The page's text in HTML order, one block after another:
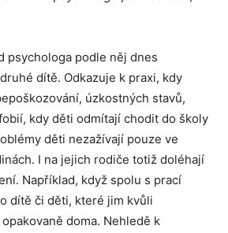
psychologa podle něj dnes
dítě. Odkazuje k praxi, kdy
úzkostných stavů,
kdy děti odmítají chodit do školy
děti nezažívají pouze ve
I na jejich rodiče totiž doléhají
Například, když spolu s prací
dítě či děti, které jim kvůli
doma. Nehledě k